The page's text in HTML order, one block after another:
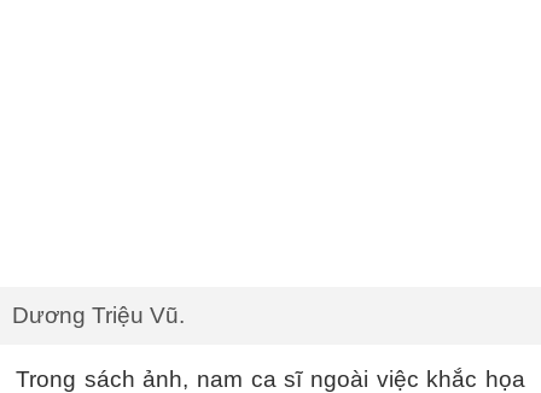
Dương Triệu Vũ.
Trong sách ảnh, nam ca sĩ ngoài việc khắc họa